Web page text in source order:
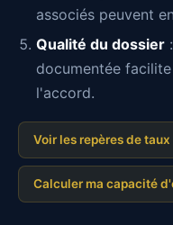
associés peuvent
Qualité du dossier
documentée
l'accord.
Voir les repères de
Calculer ma capacité